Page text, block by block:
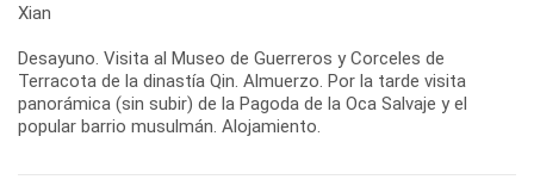
Xian
Desayuno. Visita al Museo de Guerreros y Corceles de
Terracota de la dinastía Qin. Almuerzo. Por la tarde visita
panorámica (sin subir) de la Pagoda de la Oca Salvaje y el